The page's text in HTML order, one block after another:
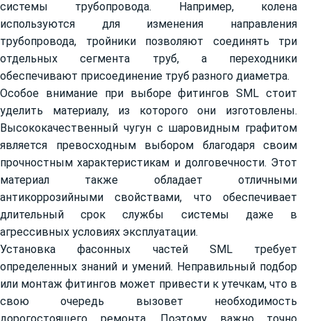
системы трубопровода. Например, колена
используются для изменения направления
трубопровода, тройники позволяют соединять три
отдельных сегмента труб, а переходники
обеспечивают присоединение труб разного диаметра.
Особое внимание при выборе фитингов SML стоит
уделить материалу, из которого они изготовлены.
Высококачественный чугун с шаровидным графитом
является превосходным выбором благодаря своим
прочностным характеристикам и долговечности. Этот
материал также обладает отличными
антикоррозийными свойствами, что обеспечивает
длительный срок службы системы даже в
агрессивных условиях эксплуатации.
Установка фасонных частей SML требует
определенных знаний и умений. Неправильный подбор
или монтаж фитингов может привести к утечкам, что в
свою очередь вызовет необходимость